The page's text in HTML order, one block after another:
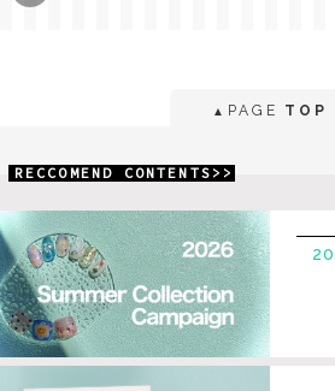
▲ PAGE TOP
RECCOMEND CONTENTS>>